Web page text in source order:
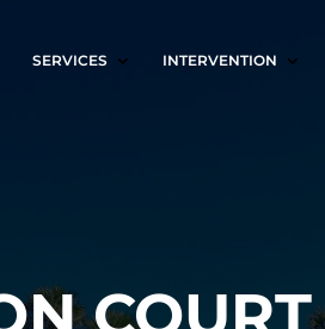
SERVICES INTERVENTION